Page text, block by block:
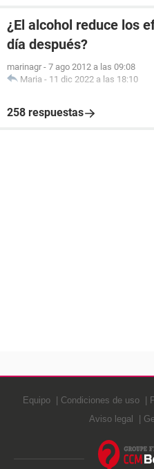
¿El alcohol reduce los
día después?
marinagr - 7 ago 2012 a las 09:08
Maria - 11 dic 2022 a las 18:10
258 respuestas
Equipo Condiciones de uso
Aviso legal